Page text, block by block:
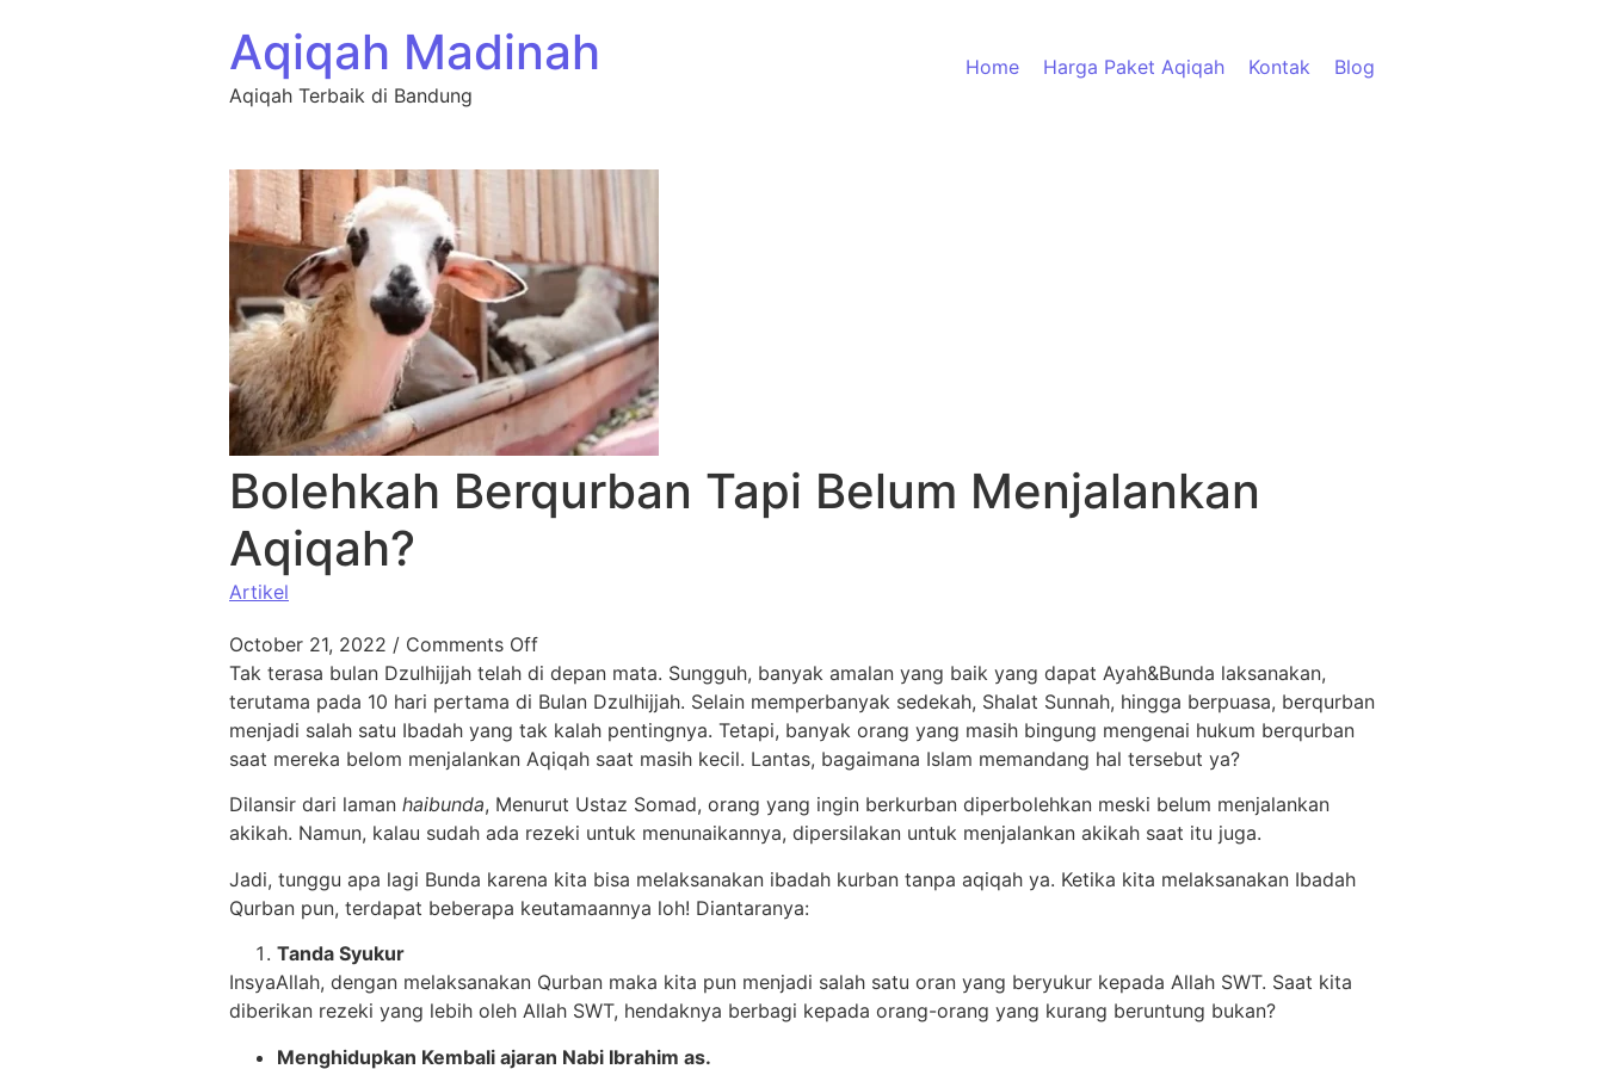
Aqiqah Madinah
Aqiqah Terbaik di Bandung
Home Harga Paket Aqiqah Kontak Blog
Bolehkah Berqurban Tapi Belum Menjalankan
Aqiqah?
Artikel
October 21, 2022 / Comments Off
Tak terasa bulan Dzulhijjah telah di depan mata. Sungguh, banyak amalan yang baik yang dapat Ayah&Bunda laksanakan,
terutama pada 10 hari pertama di Bulan Dzulhijjah. Selain memperbanyak sedekah, Shalat Sunnah, hingga berpuasa, berqurban
menjadi salah satu Ibadah yang tak kalah pentingnya. Tetapi, banyak orang yang masih bingung mengenai hukum berqurban
saat mereka belom menjalankan Aqiqah saat masih kecil. Lantas, bagaimana Islam memandang hal tersebut ya?
Dilansir dari laman haibunda, Menurut Ustaz Somad, orang yang ingin berkurban diperbolehkan meski belum menjalankan
akikah. Namun, kalau sudah ada rezeki untuk menunaikannya, dipersilakan untuk menjalankan akikah saat itu juga.
Jadi, tunggu apa lagi Bunda karena kita bisa melaksanakan ibadah kurban tanpa aqiqah ya. Ketika kita melaksanakan Ibadah
Qurban pun, terdapat beberapa keutamaannya loh! Diantaranya:
Tanda Syukur
InsyaAllah, dengan melaksanakan Qurban maka kita pun menjadi salah satu oran yang beryukur kepada Allah SWT. Saat kita
diberikan rezeki yang lebih oleh Allah SWT, hendaknya berbagi kepada orang-orang yang kurang beruntung bukan?
Menghidupkan Kembali ajaran Nabi Ibrahim as.